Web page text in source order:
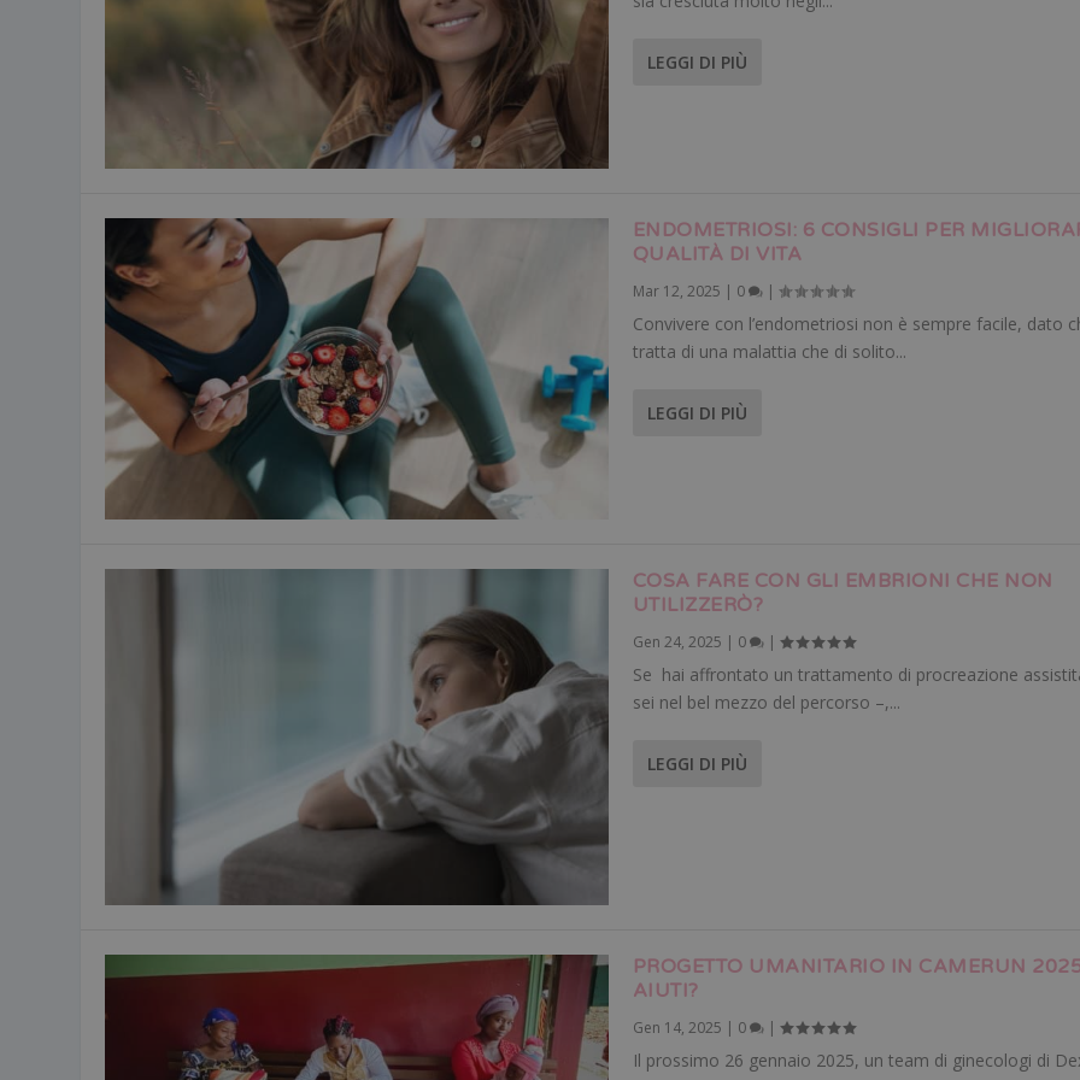
LEGGI DI PIÙ
ENDOMETRIOSI: 6 CONSIGLI PER
QUALITÀ DI VITA
Mar 12, 2025 | 0 |
Convivere con l’endometriosi non è sempre facile, dato
tratta di una malattia che di solito...
LEGGI DI PIÙ
COSA FARE CON GLI EMBRIONI CHE NON
UTILIZZERÒ?
Gen 24, 2025 | 0 |
Se hai affrontato un trattamento di procreazione
sei nel bel mezzo del percorso –,...
LEGGI DI PIÙ
PROGETTO UMANITARIO IN CAMERUN
AIUTI?
Gen 14, 2025 | 0 |
Il prossimo 26 gennaio 2025, un team di ginecologi di